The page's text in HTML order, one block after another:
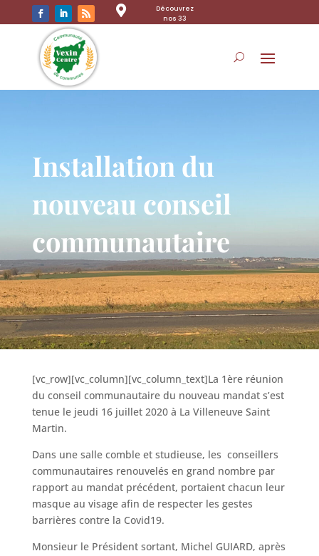

Découvrez
nos 33
Installation du
nouveau conseil
communautaire
[vc_row][vc_column][vc_column_text]La 1ère réunion
du conseil communautaire du nouveau mandat s’est
tenue le jeudi 16 juillet 2020 à La Villeneuve Saint
Martin.
Dans une salle comble et studieuse, les conseillers
communautaires renouvelés en grand nombre par
rapport au mandat précédent, portaient chacun leur
masque au visage afin de respecter les gestes
barrières contre la Covid19.
Monsieur le Président sortant, Michel GUIARD, après